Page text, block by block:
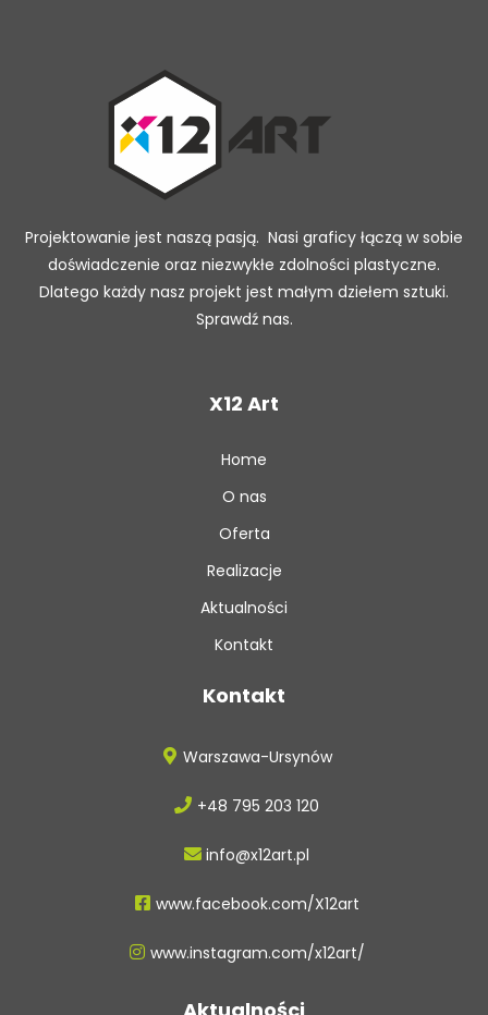
Projektowanie jest naszą pasją. Nasi graficy łączą w sobie
doświadczenie oraz niezwykłe zdolności plastyczne.
Dlatego każdy nasz projekt jest małym dziełem sztuki.
Sprawdź nas.
X12 Art
Home
O nas
Oferta
Realizacje
Aktualności
Kontakt
Kontakt
Warszawa-Ursynów
+48 795 203 120
info@x12art.pl
www.facebook.com/X12art
www.instagram.com/x12art/